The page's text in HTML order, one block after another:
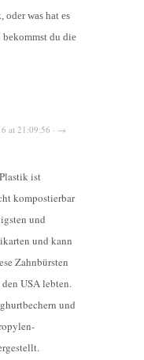
oder was hat es
du die
at 21:09:56 · →
ist
kompostierbar
und
und kann
Zahnbürsten
USA lebten.
und